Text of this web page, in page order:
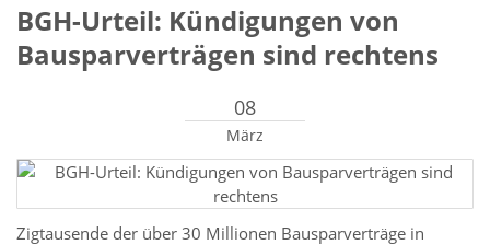
BGH-Urteil: Kündigungen von
Bausparverträgen sind rechtens
08
März
Zigtausende der über 30 Millionen Bausparverträge in